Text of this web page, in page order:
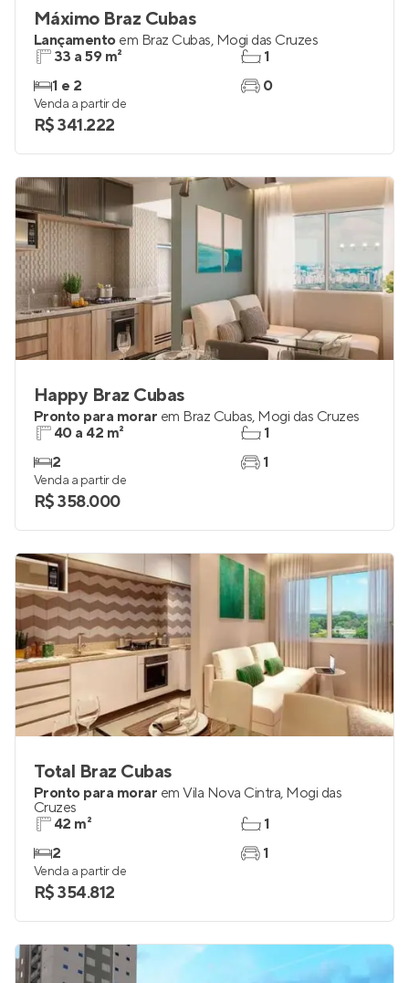
Máximo Braz Cubas
Lançamento em Braz Cubas, Mogi das Cruzes
33 a 59 m²
1 e 2
1
0
Venda a partir de
R$ 341.222
Happy Braz Cubas
Pronto para morar em Braz Cubas, Mogi das Cruzes
40 a 42 m²
2
1
1
Venda a partir de
R$ 358.000
Total Braz Cubas
Pronto para morar em Vila Nova Cintra, Mogi das
Cruzes
42 m²
2
1
1
Venda a partir de
R$ 354.812